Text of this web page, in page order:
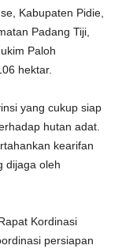
Kabupaten Pidie,
Padang Tiji,
Paloh
hektar.
yang cukup siap
hutan adat.
kearifan
dijaga oleh
Kordinasi
persiapan